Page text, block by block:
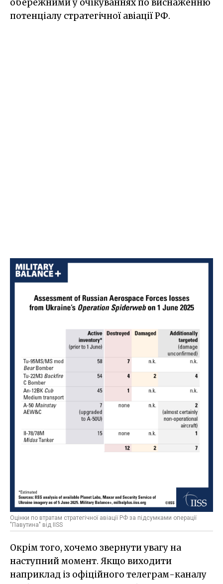
обережними у очікуваннях по виснаженню
потенціалу стратегічної авіації РФ.
Оцінки по втратам стратегічної авіації РФ за підсумками операції
"Павутина" від IISS
Окрім того, хочемо звернути увагу на
наступний момент. Якщо виходити
наприклад із офіційного телеграм-каналу